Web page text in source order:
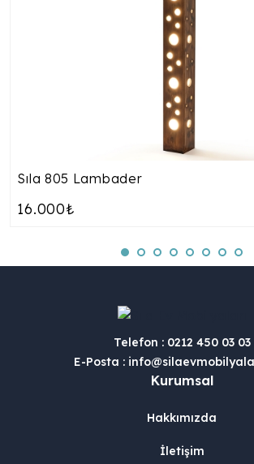
Sıla 805 Lambader
16.000₺
Telefon : 0212 450 03 03
E-Posta :
Kurumsal
Hakkımızda
İletişim